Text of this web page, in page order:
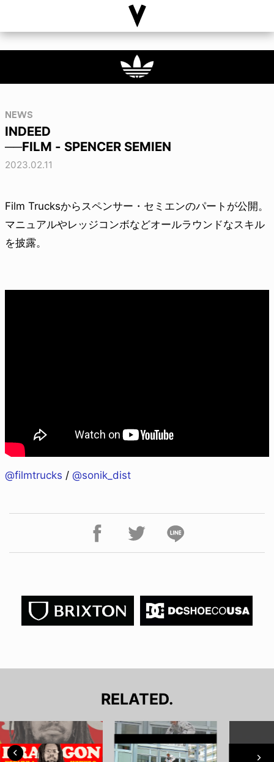
NEWS
INDEED
──FILM - SPENCER SEMIEN
2023.02.11
Film Trucksからスペンサー・セミエンのパートが公開。
マニュアルやレッジコンボなどオールラウンドなスキル
を披露。
@filmtrucks / @sonik_dist
RELATED.